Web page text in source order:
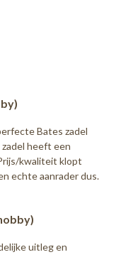
Bates zadel
heeft een
kwaliteit klopt
echte aanrader dus.
uitleg en